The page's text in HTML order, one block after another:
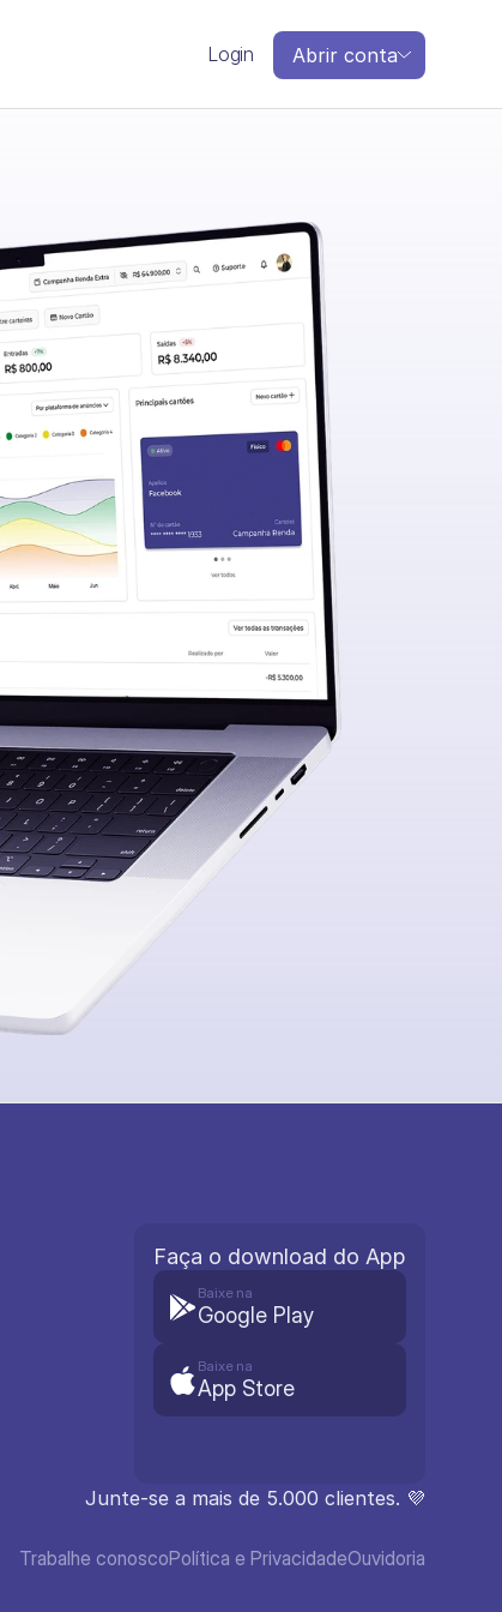
Login Abrir conta
Faça o download do App
Baixe na
Google Play
Baixe na
App Store
Junte-se a mais de 5.000 clientes. 💜
Trabalhe conoscoPolítica e PrivacidadeOuvidoria